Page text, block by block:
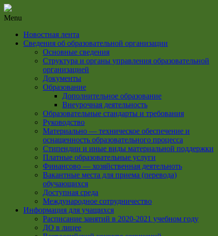
Menu
Новостная лента
Сведения об образовательной организации
Основные сведения
Структура и органы управления образовательной
организацией
Документы
Образование
Дополнительное образование
Внеурочная деятельность
Образовательные стандарты и требования
Руководство
Материально — техническое обеспечение и
оснащенность образовательного процесса
Стипендии и иные виды материальной поддержки
Платные образовательные услуги
Финансово — хозяйственная деятельноть
Вакантные места для приема (перевода)
обучающихся
Доступная среда
Международное сотрудничество
Информация для учащихся
Расписание занятий в 2020-2021 учебном году
ДО в лицее